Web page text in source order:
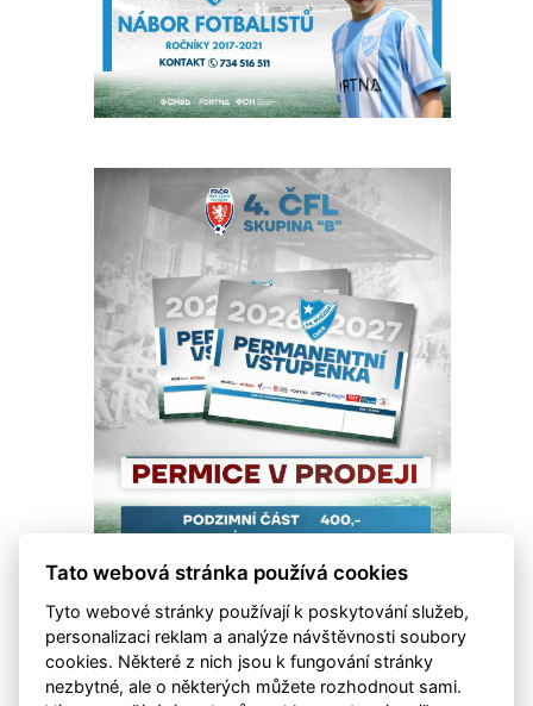
Tato webová stránka používá cookies
Tyto webové stránky používají k poskytování služeb,
personalizaci reklam a analýze návštěvnosti soubory
cookies. Některé z nich jsou k fungování stránky
nezbytné, ale o některých můžete rozhodnout sami.